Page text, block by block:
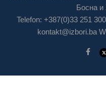
Босна и
Telefon: +387(0)33 251
kontakt@izbori.ba